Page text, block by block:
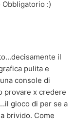
:)
il
pulita e
console di
provare x credere
gioco di per se a
brivido. Come